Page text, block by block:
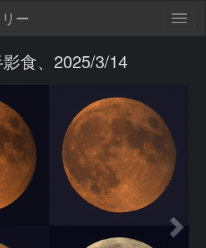
ー
食、2025/3/14